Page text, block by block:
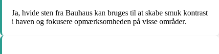
Ja, hvide sten fra Bauhaus kan bruges til at skabe smuk kontrast
i haven og fokusere opmærksomheden på visse områder.